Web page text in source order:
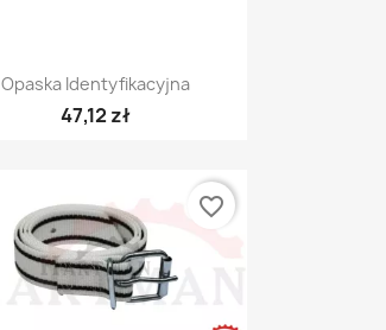
Szybki podgląd
Opaska Identyfikacyjna
47,12 zł
favorite_border